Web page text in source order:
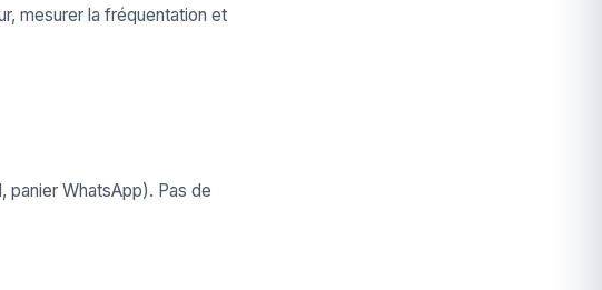
mesurer la fréquentation et
WhatsApp). Pas de